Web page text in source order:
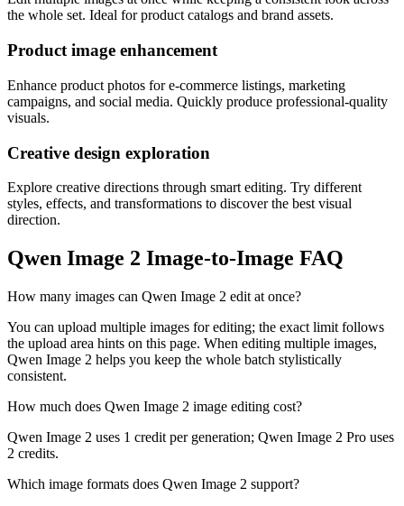
the whole set. Ideal for product catalogs and brand assets.
Product image enhancement
Enhance product photos for e-commerce listings, marketing
campaigns, and social media. Quickly produce professional-quality
visuals.
Creative design exploration
Explore creative directions through smart editing. Try different
styles, effects, and transformations to discover the best visual
direction.
Qwen Image 2 Image-to-Image FAQ
How many images can Qwen Image 2 edit at once?
You can upload multiple images for editing; the exact limit follows
the upload area hints on this page. When editing multiple images,
Qwen Image 2 helps you keep the whole batch stylistically
consistent.
How much does Qwen Image 2 image editing cost?
Qwen Image 2 uses 1 credit per generation; Qwen Image 2 Pro uses
2 credits.
Which image formats does Qwen Image 2 support?